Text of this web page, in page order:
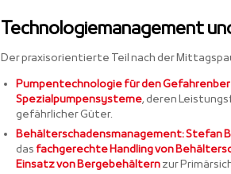
Technologiemanagement
Der praxisorientierte Teil nach der
Pumpentechnologie für den
Spezialpumpensysteme, deren
gefährlicher Güter.
Behälterschadensmanagement:Stefan
das fachgerechte Handling von
Einsatz von Bergebehälternzur